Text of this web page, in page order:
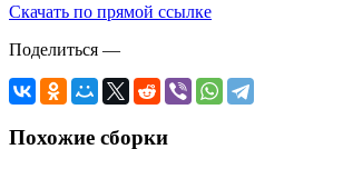
Скачать по прямой ссылке
Поделиться —
Похожие сборки